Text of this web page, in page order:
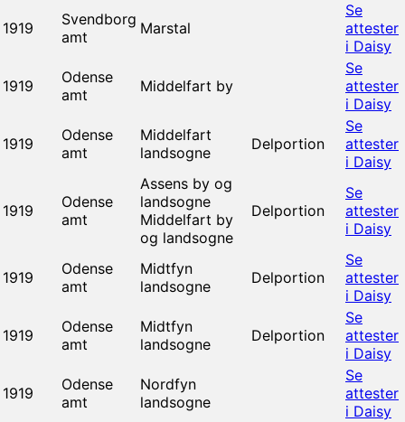
1919
Svendborg
amt
Marstal
Se
attester
i Daisy
1919
Odense
amt
Middelfart by
Se
attester
i Daisy
1919
Odense
amt
Middelfart
landsogne
Delportion
Se
attester
i Daisy
1919
Odense
amt
Assens by og
landsogne
Middelfart by
og landsogne
Delportion
Se
attester
i Daisy
1919
Odense
amt
Midtfyn
landsogne
Delportion
Se
attester
i Daisy
1919
Odense
amt
Midtfyn
landsogne
Delportion
Se
attester
i Daisy
1919
Odense
amt
Nordfyn
landsogne
Se
attester
i Daisy